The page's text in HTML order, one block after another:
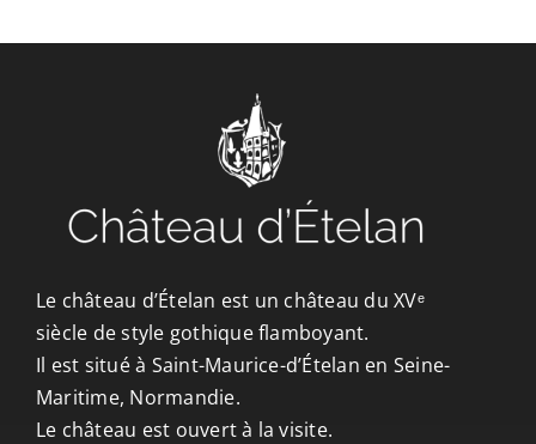
Le château d’Ételan est un château du XVᵉ
siècle de style gothique flamboyant.
Il est situé à Saint-Maurice-d’Ételan en Seine-
Maritime, Normandie.
Le château est ouvert à la visite.